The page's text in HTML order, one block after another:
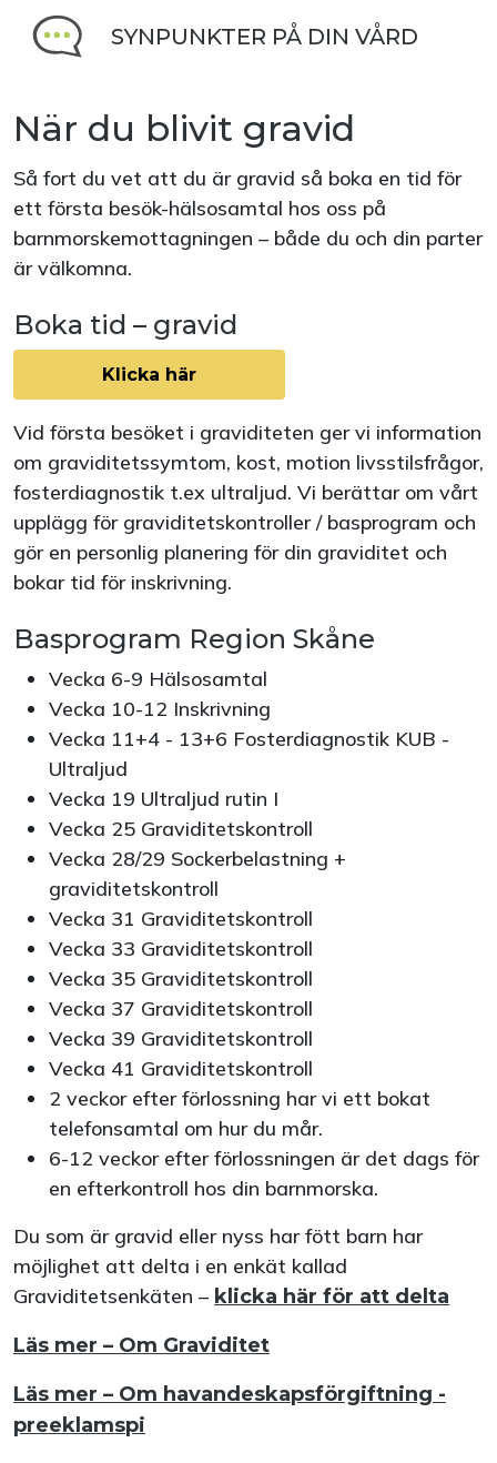
SYNPUNKTER PÅ DIN VÅRD
När du blivit gravid
Så fort du vet att du är gravid så boka en tid för
ett första besök-hälsosamtal hos oss på
barnmorskemottagningen – både du och din parter
är välkomna.
Boka tid – gravid
Klicka här
Vid första besöket i graviditeten ger vi information
om graviditetssymtom, kost, motion livsstilsfrågor,
fosterdiagnostik t.ex ultraljud. Vi berättar om vårt
upplägg för graviditetskontroller / basprogram och
gör en personlig planering för din graviditet och
bokar tid för inskrivning.
Basprogram Region Skåne
Vecka 6-9 Hälsosamtal
Vecka 10-12 Inskrivning
Vecka 11+4 - 13+6 Fosterdiagnostik KUB -
Ultraljud
Vecka 19 Ultraljud rutin I
Vecka 25 Graviditetskontroll
Vecka 28/29 Sockerbelastning +
graviditetskontroll
Vecka 31 Graviditetskontroll
Vecka 33 Graviditetskontroll
Vecka 35 Graviditetskontroll
Vecka 37 Graviditetskontroll
Vecka 39 Graviditetskontroll
Vecka 41 Graviditetskontroll
2 veckor efter förlossning har vi ett bokat
telefonsamtal om hur du mår.
6-12 veckor efter förlossningen är det dags för
en efterkontroll hos din barnmorska.
Du som är gravid eller nyss har fött barn har
möjlighet att delta i en enkät kallad
Graviditetsenkäten – klicka här för att delta
Läs mer – Om Graviditet
Läs mer – Om havandeskapsförgiftning -
preeklamspi